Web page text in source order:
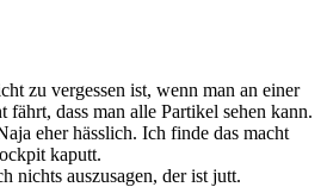
zu vergessen ist, wenn man an einer
fährt, dass man alle Partikel sehen kann.
eher hässlich. Ich finde das macht
kaputt.
nichts auszusagen, der ist jutt.